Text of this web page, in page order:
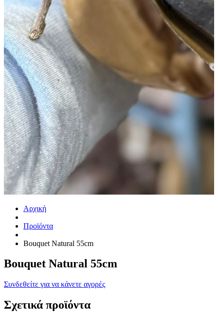
Αρχική
Προϊόντα
Bouquet Natural 55cm
Bouquet Natural 55cm
Συνδεθείτε για να κάνετε αγορές
Σχετικά προϊόντα